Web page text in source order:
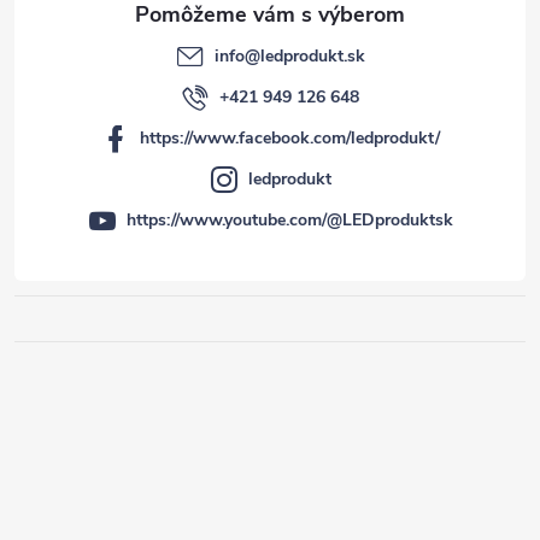
info@ledprodukt.sk
+421 949 126 648
https://www.facebook.com/ledprodukt/
ledprodukt
https://www.youtube.com/@LEDproduktsk